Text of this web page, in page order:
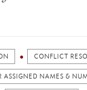
CONFLICT
ASSIGNED NAMES &